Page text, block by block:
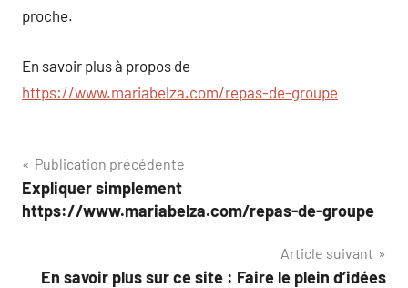
proche.
En savoir plus à propos de
https://www.mariabelza.com/repas-de-groupe
Navigation
de
Publication précédente
Expliquer simplement
https://www.mariabelza.com/repas-de-groupe
Article suivant
En savoir plus sur ce site : Faire le plein d’idées